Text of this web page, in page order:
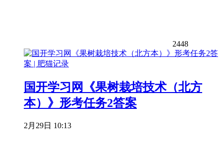
2448
国开学习网《果树栽培技术（北方
本）》形考任务2答案
2月29日 10:13